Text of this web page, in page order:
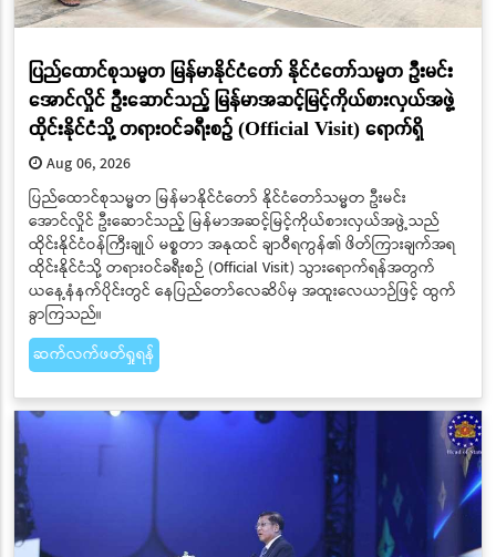
ပြည်ထောင်စုသမ္မတ မြန်မာနိုင်ငံတော် နိုင်ငံတော်သမ္မတ ဦးမင်း
အောင်လှိုင် ဦးဆောင်သည့် မြန်မာအဆင့်မြင့်ကိုယ်စားလှယ်အဖွဲ့
ထိုင်းနိုင်ငံသို့ တရားဝင်ခရီးစဉ် (Official Visit) ရောက်ရှိ
Aug 06, 2026
ပြည်ထောင်စုသမ္မတ မြန်မာနိုင်ငံတော် နိုင်ငံတော်သမ္မတ ဦးမင်း
အောင်လှိုင် ဦးဆောင်သည့် မြန်မာအဆင့်မြင့်ကိုယ်စားလှယ်အဖွဲ့သည်
ထိုင်းနိုင်ငံဝန်ကြီးချုပ် မစ္စတာ အနုထင် ချာဝီရကွန်၏ ဖိတ်ကြားချက်အရ
ထိုင်းနိုင်ငံသို့ တရားဝင်ခရီးစဉ် (Official Visit) သွားရောက်ရန်အတွက်
ယနေ့နံနက်ပိုင်းတွင် နေပြည်တော်လေဆိပ်မှ အထူးလေယာဉ်ဖြင့် ထွက်
ခွာကြသည်။
ဆက်လက်ဖတ်ရှုရန်